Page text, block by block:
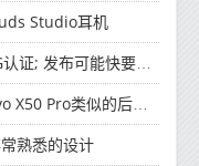
Studio耳机
发布可能快要结束了
Pro类似的后部设计
熟悉的设计